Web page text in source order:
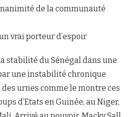
de la communauté
vrai porteur d’espoir
stabilité du Sénégal dans une
une instabilité chronique
urnes comme le montre ces
d’Etats en Guinée, au Niger,